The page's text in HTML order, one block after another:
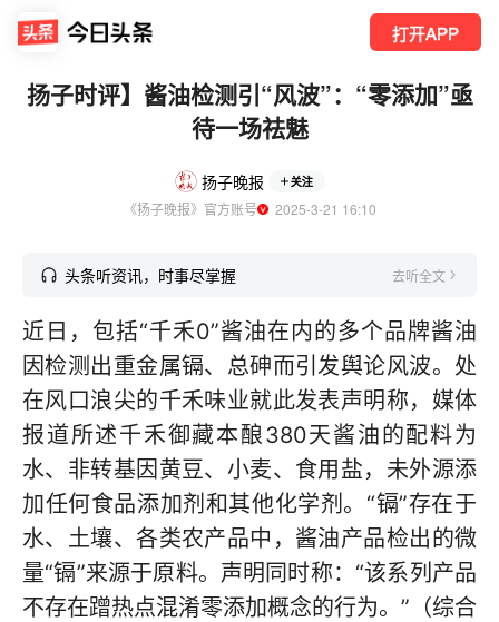
打开APP
扬子时评】酱油检测引“风波”：“零添加”亟
待一场祛魅
扬子晚报 关注
《扬子晚报》官方账号
  2025-3-21 16:10
头条听资讯，时事尽掌握 去听全文
近日，包括“千禾0”酱油在内的多个品牌酱油
因检测出重金属镉、总砷而引发舆论风波。处
在风口浪尖的千禾味业就此发表声明称，媒体
报道所述千禾御藏本酿380天酱油的配料为
水、非转基因黄豆、小麦、食用盐，未外源添
加任何食品添加剂和其他化学剂。“镉”存在于
水、土壤、各类农产品中，酱油产品检出的微
量“镉”来源于原料。声明同时称：“该系列产品
不存在蹭热点混淆零添加概念的行为。”（综合